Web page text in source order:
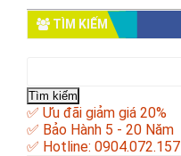
TÌM KIẾM
cho:
✅ Ưu đãi giảm giá 20%
✅ Bảo Hành 5 - 20 Năm
✅ Hotline: 0904.072.157